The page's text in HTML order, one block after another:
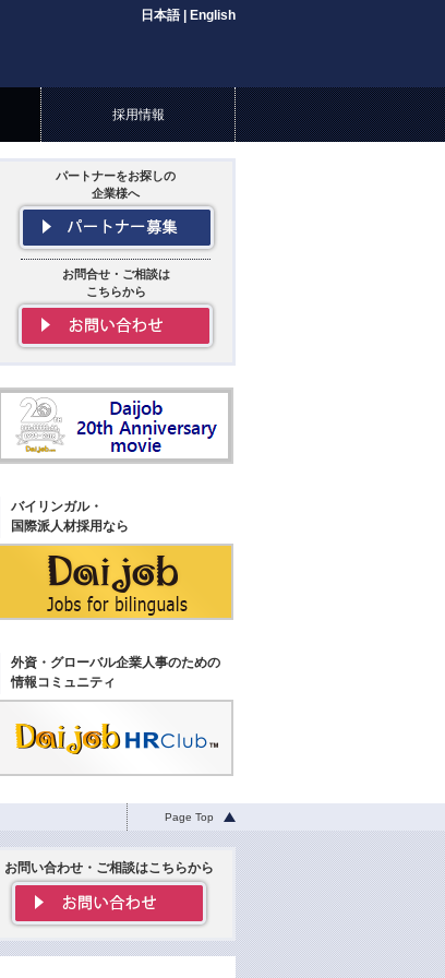
日本語 English
採用情報
パートナーをお探しの
企業様へ
お問合せ・ご相談は
こちらから
バイリンガル・
国際派人材採用なら
外資・グローバル企業人事のための
情報コミュニティ
Page Top
お問い合わせ・ご相談はこちらから